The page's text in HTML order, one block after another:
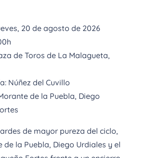
20 de agosto de 2026
de Toros de La Malagueta,
Núñez del Cuvillo
de la Puebla, Diego
de mayor pureza del ciclo,
de la Puebla, Diego Urdiales y el